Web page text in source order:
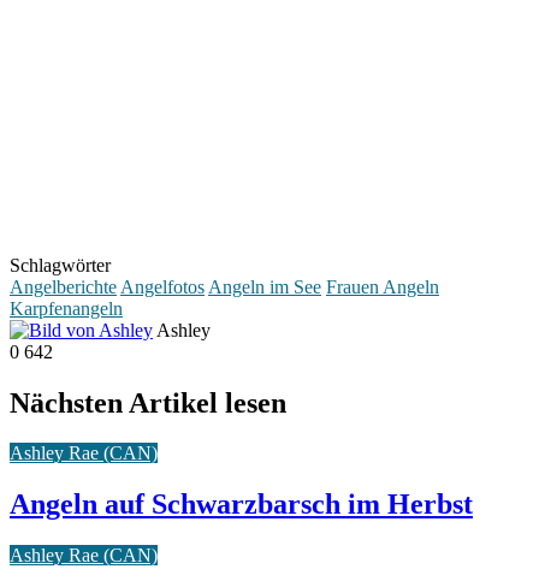
Schlagwörter
Angelberichte Angelfotos Angeln im See Frauen Angeln
Karpfenangeln
Ashley
0 642
Nächsten Artikel lesen
Ashley Rae (CAN)
Angeln auf Schwarzbarsch im Herbst
Ashley Rae (CAN)